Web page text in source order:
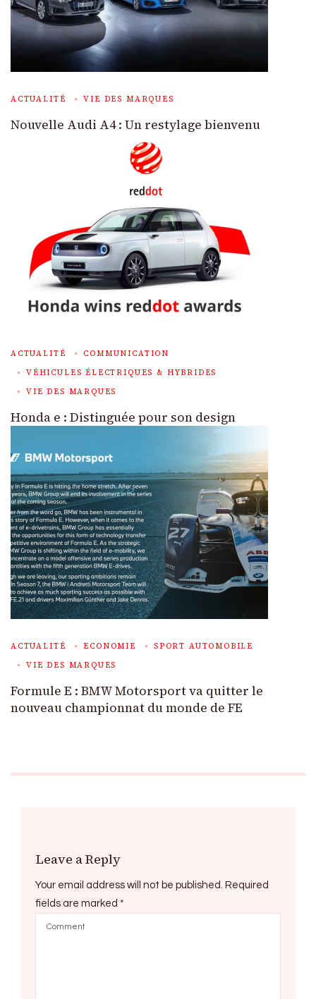
ACTUALITÉ VIE DES MARQUES
Nouvelle Audi A4 : Un restylage bienvenu
ACTUALITÉ
COMMUNICATION
VÉHICULES ÉLECTRIQUES & HYBRIDES
VIE DES MARQUES
Honda e : Distinguée pour son design
ACTUALITÉ ECONOMIE
SPORT AUTOMOBILE
VIE DES MARQUES
Formule E : BMW Motorsport va quitter le
nouveau championnat du monde de FE
Leave a Reply
Your email address will not be published. Required
fields are marked *